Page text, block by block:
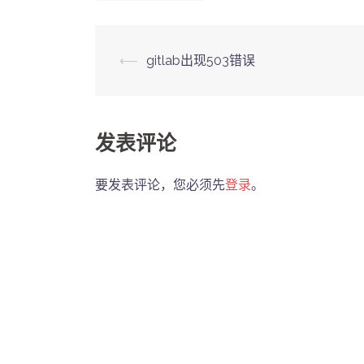
Post
⟵ gitlab出现503错误
发表评论
要发表评论，您必须先登录。